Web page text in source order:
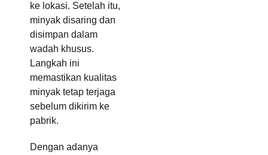
ke lokasi. Setelah itu,
minyak disaring dan
disimpan dalam
wadah khusus.
Langkah ini
memastikan kualitas
minyak tetap terjaga
sebelum dikirim ke
pabrik.
Dengan adanya